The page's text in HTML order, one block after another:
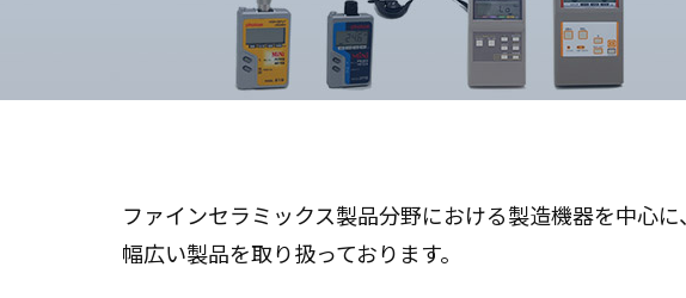
ファインセラミックス製品分野における製造機器を中心に、
幅広い製品を取り扱っております。